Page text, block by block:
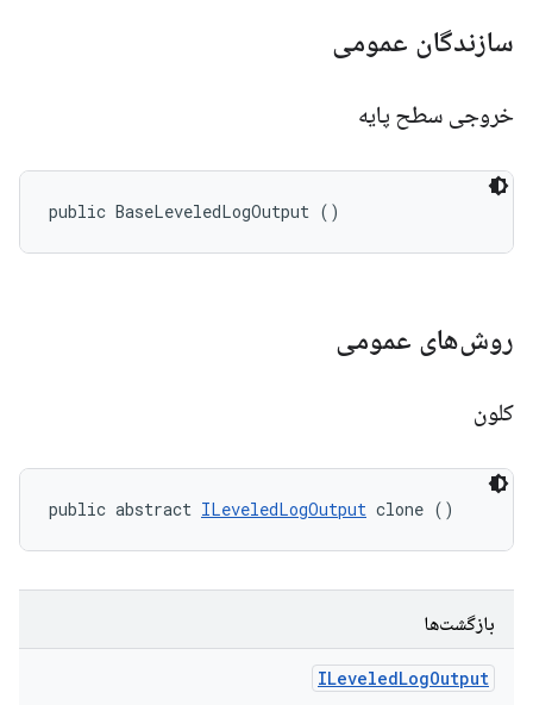
سازندگان عمومی
خروجی سطح پایه
public BaseLeveledLogOutput ()
روش‌های عمومی
کلون
public abstract ILeveledLogOutput clone ()
بازگشت‌ها
ILeveledLogOutput